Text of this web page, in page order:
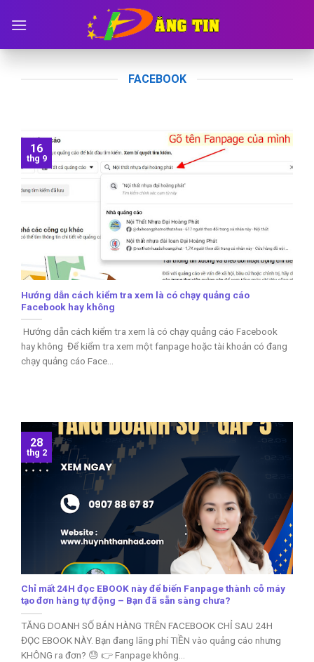
FACEBOOK
Hướng dẫn cách kiểm tra xem là có chạy quảng cáo
Facebook hay không
Hướng dẫn cách kiểm tra xem là có chạy quảng cáo Facebook
hay không Để kiểm tra xem một fanpage hoặc tài khoản có đang
chạy quảng cáo Face...
16
thg 9
Chỉ mất 24H đọc EBOOK này để biến Fanpage thành cỗ máy
tạo đơn hàng tự động – Bạn đã sẵn sàng chưa?
TĂNG DOANH SỐ BÁN HÀNG TRÊN FACEBOOK CHỈ SAU 24H
ĐỌC EBOOK NÀY. Bạn đang lãng phí TIỀN vào quảng cáo nhưng
KHÔNG ra đơn? 😓 👉 Fanpage không...
28
thg 2